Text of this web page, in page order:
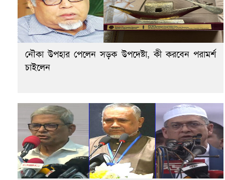
নৌকা উপহার পেলেন সড়ক উপদেষ্টা, কী করবেন পরামর্শ
চাইলেন